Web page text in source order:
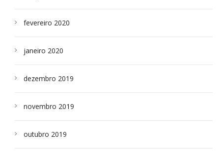
fevereiro 2020
janeiro 2020
dezembro 2019
novembro 2019
outubro 2019